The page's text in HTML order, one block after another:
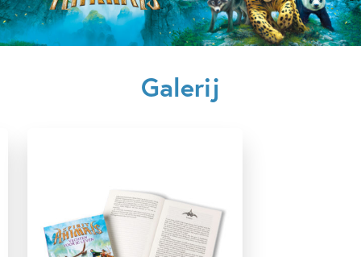
Verschijningsdatum: 03-04-2024
9 – 12 jaar
Actie & avontuur
Galerij